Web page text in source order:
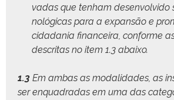
vadas que ten­ham
nológ­i­cas para a expan­são e
cidada­nia finan­ceira, con­forme
descritas no item 1.3 abaixo.
1.3 Em ambas as modal­i­dades, as
ser enquadradas em uma das